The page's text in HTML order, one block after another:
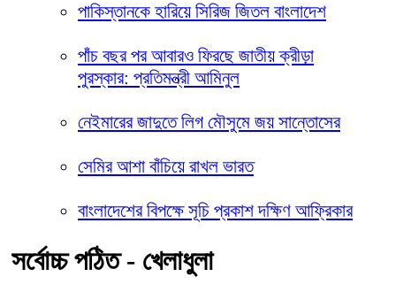
পাকিস্তানকে হারিয়ে সিরিজ জিতল বাংলাদেশ
পাঁচ বছর পর আবারও ফিরছে জাতীয় ক্রীড়া
পুরস্কার: প্রতিমন্ত্রী আমিনুল
নেইমারের জাদুতে লিগ মৌসুমে জয় সান্তোসের
সেমির আশা বাঁচিয়ে রাখল ভারত
বাংলাদেশের বিপক্ষে সূচি প্রকাশ দক্ষিণ আফ্রিকার
সর্বোচ্চ পঠিত - খেলাধুলা